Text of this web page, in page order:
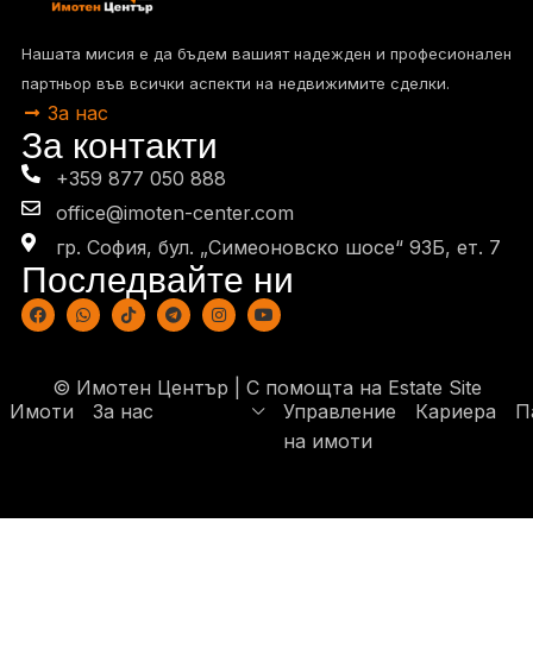
Нашата мисия е да бъдем вашият надежден и професионален
партньор във всички аспекти на недвижимите сделки.
За нас
За контакти
+359 877 050 888
office@imoten-center.com
гр. София, бул. „Симеоновско шосе“ 93Б, eт. 7
Последвайте ни
© Имотен Център | С помощта на Estate Site
Имоти
За нас
Управление
на имоти
Кариера